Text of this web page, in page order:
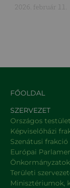
2026. február 11.
FŐOLDAL
SZERVEZET
Országos
Képviselőházi
Szenátusi frakció
Európai
Önkormányzatok
Területi
Minisztériumok,